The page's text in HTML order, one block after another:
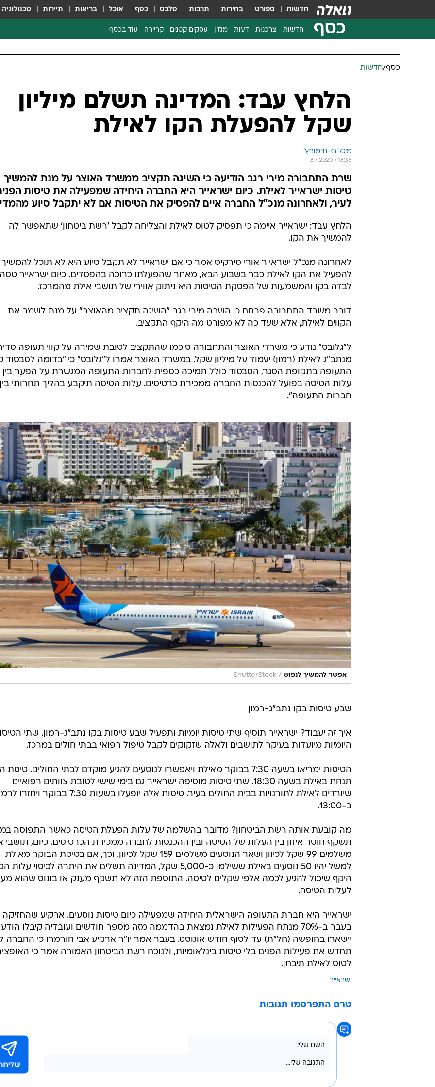
חדשות ספורט בחירות תרבות סלבס כסף אוכל בריאות תיירות טכנולוגיה
כסף חדשות צרכנות
צרכנות פיננסית
דעות מגזין עסקים קטנים קריירה עוד בכסף
ספורט ביזנס
כסף/חדשות
הלחץ עבד: המדינה תשלם מיליון
שקל להפעלת הקו לאילת
מיכל רז-חיימוביץ'
8.7.2020 / 18:33
שרת התחבורה מירי רגב הודיעה כי השיגה תקציב ממשרד האוצר על מנת
טיסות ישראייר לאילת. כיום ישראייר היא החברה היחידה שמפעילה את טיסות
לעיר, ולאחרונה מנכ"ל החברה איים להפסיק את הטיסות אם לא יתקבל סיוע
הלחץ עבד: ישראייר איימה כי תפסיק לטוס לאילת והצליחה לקבל 'רשת ביטחון' שתאפשר לה
להמשיך את הקו.
לאחרונה מנכ"ל ישראייר אורי סירקיס אמר כי אם ישראייר לא תקבל סיוע היא לא תוכל להמשיך
להפעיל את הקו לאילת כבר בשבוע הבא, מאחר שהפעלתו כרוכה בהפסדים. כיום ישראייר טסה
לבדה בקו והמשמעות של הפסקת הטיסות היא ניתוק אווירי של תושבי אילת מהמרכז.
דובר משרד התחבורה פרסם כי השרה מירי רגב "השיגה תקציב מהאוצר" על מנת לשמר את
הקווים לאילת, אלא שעד כה לא מפורט מה היקף התקציב.
ל"גלובס" נודע כי משרדי האוצר והתחבורה סיכמו שהתקציב לטובת שמירה על קווי תעופה
מנתב"ג לאילת (רמון) יעמוד על מיליון שקל. במשרד האוצר אמרו ל"גלובס" כי "בדומה לסבסוד
התעופה בתקופת הסגר, הסבסוד כולל תמיכה כספית לחברות התעופה המגשרת על הפער בין
עלות הטיסה בפועל להכנסות החברה ממכירת כרטיסים. עלות הטיסה תיקבע בהליך תחרותי בין
חברות התעופה".
אפשר להמשיך לנפוש /
ShutterStock
שבע טיסות בקו נתב"ג-רמון
איך זה יעבוד? ישראייר תוסיף שתי טיסות יומיות ותפעיל שבע טיסות בקו נתב"ג-רמון. שתי
היומיות מיועדות בעיקר לתושבים ולאלה שזקוקים לקבל טיפול רפואי בבתי חולים במרכז.
הטיסות ימריאו בשעה 7:30 בבוקר מאילת ויאפשרו לנוסעים להגיע מוקדם לבתי החולים.
תנחת באילת בשעה 18:30. שתי טיסות מוסיפה ישראייר גם בימי שישי לטובת צוותים רפואיים
שיורדים לאילת לתורנויות בבית החולים בעיר. טיסות אלה יופעלו בשעות 7:30 בבוקר
ב-13:00.
מה קובעת אותה רשת הביטחון? מדובר בהשלמה של עלות הפעלת הטיסה כאשר התפוסה
תשקף חוסר איזון בין העלות של הטיסה ובין ההכנסות לחברה ממכירת הכרטיסים. כיום, תושבי
משלמים 99 שקל לכיוון ושאר הנוסעים משלמים 159 שקל לכיוון. וכך, אם בטיסת הבוקר מאילת
למשל יהיו 50 נוסעים באילת ששילמו כ-5,000 שקל, המדינה תשלים את היתרה לכיסוי
היקף שיכול להגיע לכמה אלפי שקלים לטיסה. התוספת הזה לא תשקף מענק או בונוס שהוא
לעלות הטיסה.
ישראייר היא חברת התעופה הישראלית היחידה שמפעילה כיום טיסות נוסעים. ארקיע שהחזיקה
בעבר ב-70% מנתח הפעילות לאילת נמצאת בהדממה מזה מספר חודשים ועובדיה קיבלו
יישארו בחופשה (חל"ת) עד לסוף חודש אוגוסט. בעבר אמר יו"ר ארקיע אבי חורמרו כי החברה
תחדש את פעילות הפנים בלי טיסות בינלאומיות, ולנוכח רשת הביטחון האמורה אמר כי
לטוס לאילת תיבחן.
ישראייר
טרם התפרסמו תגובות